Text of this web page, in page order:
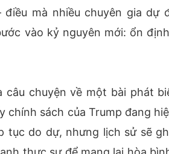
điều mà nhiều chuyên gia
vào kỷ nguyên mới: ổn
câu chuyện về một bài phát
chính sách của Trump đang
tục do dự, nhưng lịch sử sẽ